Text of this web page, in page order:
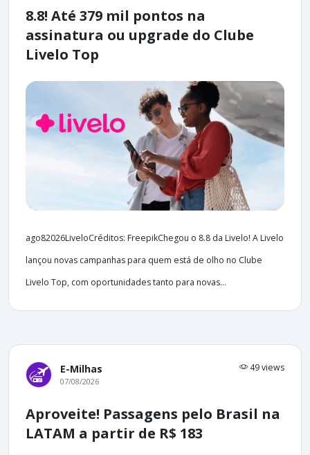
8.8! Até 379 mil pontos na
assinatura ou upgrade do Clube
Livelo Top
ago82026LiveloCréditos: FreepikChegou o 8.8 da Livelo! A Livelo
lançou novas campanhas para quem está de olho no Clube
Livelo Top, com oportunidades tanto para novas...
E-Milhas 49 views
07/08/2026
Aproveite! Passagens pelo Brasil na
LATAM a partir de R$ 183